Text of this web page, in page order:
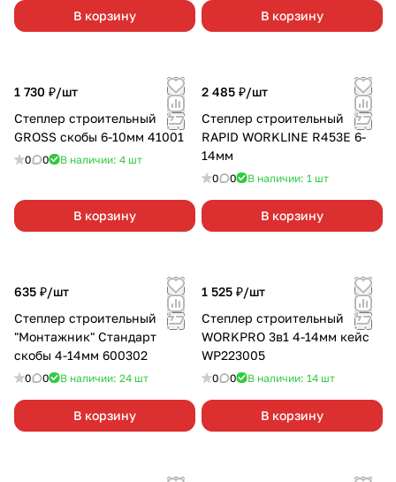
В корзину В корзину
1 730 ₽/шт
Степлер строительный
GROSS скобы 6-10мм 41001
0 0 В наличии: 4 шт
В корзину
2 485 ₽/шт
Степлер строительный
RAPID WORKLINE R453E 6-
14мм
0 0 В наличии: 1 шт
В корзину
635 ₽/шт
Степлер строительный
"Монтажник" Стандарт
скобы 4-14мм 600302
0 0 В наличии: 24 шт
В корзину
1 525 ₽/шт
Степлер строительный
WORKPRO 3в1 4-14мм кейс
WP223005
0 0 В наличии: 14 шт
В корзину